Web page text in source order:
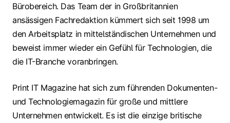
Bürobereich. Das Team der in Großbritannien
ansässigen Fachredaktion kümmert sich seit 1998 um
den Arbeitsplatz in mittelständischen Unternehmen und
beweist immer wieder ein Gefühl für Technologien, die
die IT-Branche voranbringen.
Print IT Magazine hat sich zum führenden Dokumenten-
und Technologiemagazin für große und mittlere
Unternehmen entwickelt. Es ist die einzige britische